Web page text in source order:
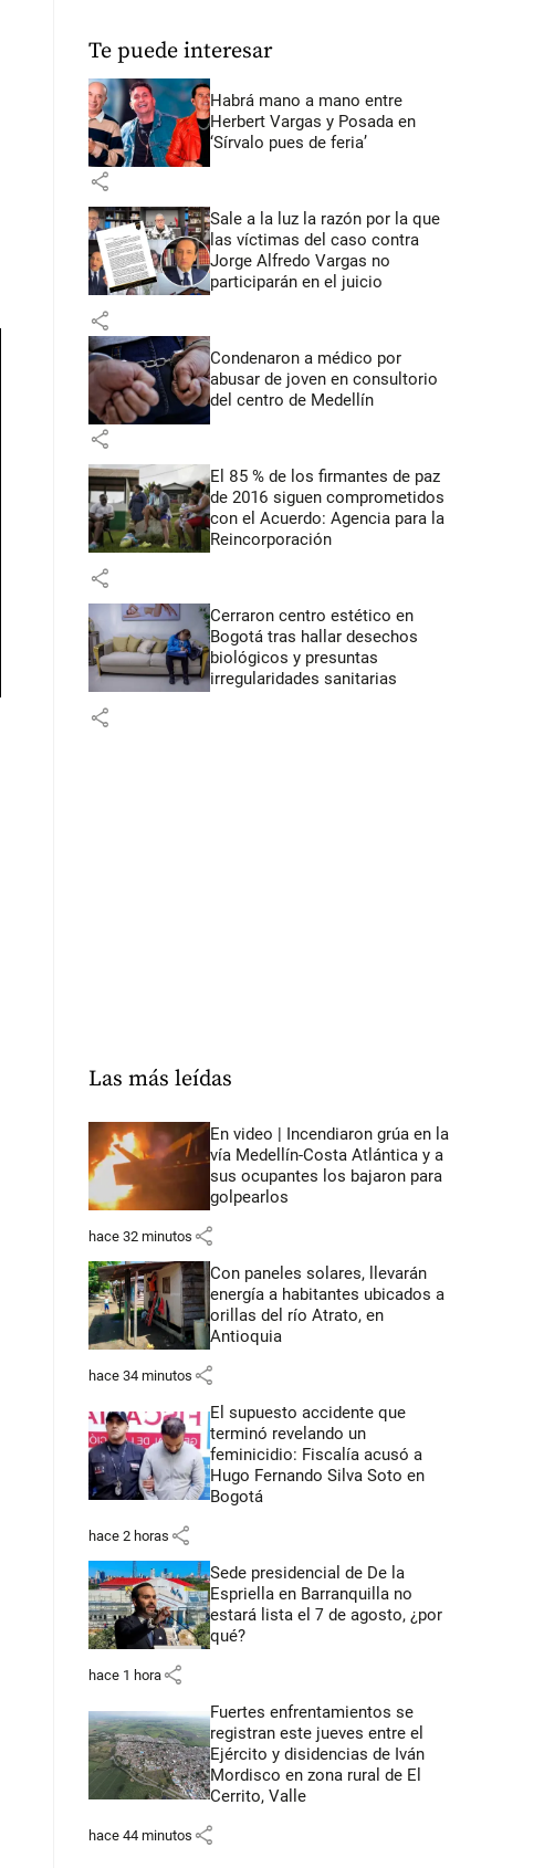
Te puede interesar
Habrá mano a mano entre
Herbert Vargas y Posada en
‘Sírvalo pues de feria’
share
Sale a la luz la razón por la que
las víctimas del caso contra
Jorge Alfredo Vargas no
participarán en el juicio
share
Condenaron a médico por
abusar de joven en consultorio
del centro de Medellín
share
El 85 % de los firmantes de paz
de 2016 siguen comprometidos
con el Acuerdo: Agencia para la
Reincorporación
share
Cerraron centro estético en
Bogotá tras hallar desechos
biológicos y presuntas
irregularidades sanitarias
share
Las más leídas
En video | Incendiaron grúa en la
vía Medellín-Costa Atlántica y a
sus ocupantes los bajaron para
golpearlos
hace 32 minutos share
Con paneles solares, llevarán
energía a habitantes ubicados a
orillas del río Atrato, en
Antioquia
hace 34 minutos share
El supuesto accidente que
terminó revelando un
feminicidio: Fiscalía acusó a
Hugo Fernando Silva Soto en
Bogotá
hace 2 horas share
Sede presidencial de De la
Espriella en Barranquilla no
estará lista el 7 de agosto, ¿por
qué?
hace 1 hora share
Fuertes enfrentamientos se
registran este jueves entre el
Ejército y disidencias de Iván
Mordisco en zona rural de El
Cerrito, Valle
hace 44 minutos share